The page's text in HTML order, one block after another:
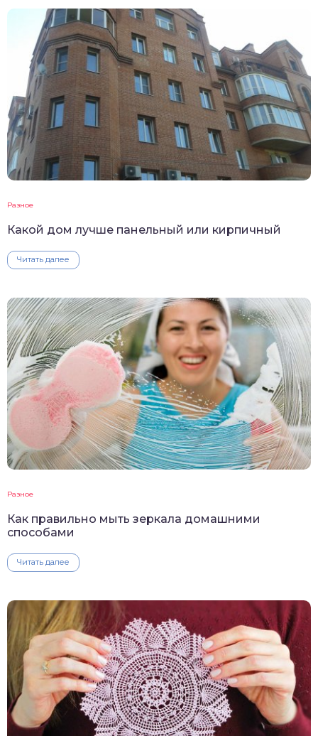
Разное
Какой дом лучше панельный или кирпичный
Читать далее
Разное
Как правильно мыть зеркала домашними
способами
Читать далее